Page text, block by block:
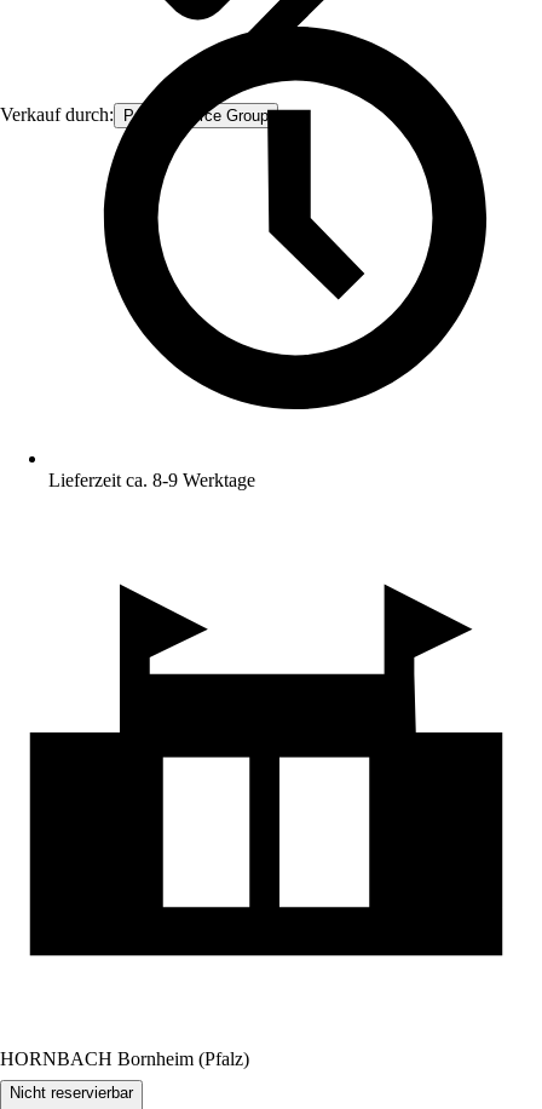
Verkauf durch: Procommerce Group
Lieferzeit ca. 8-9 Werktage
HORNBACH Bornheim (Pfalz)
Nicht reservierbar